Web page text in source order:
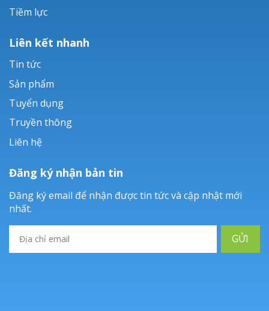
Tiềm lực
Liên kết nhanh
Tin tức
Sản phẩm
Tuyển dụng
Truyền thông
Liên hệ
Đăng ký nhận bản tin
Đăng ký email để nhận được tin tức và cập nhật mới
nhất.
GỬI